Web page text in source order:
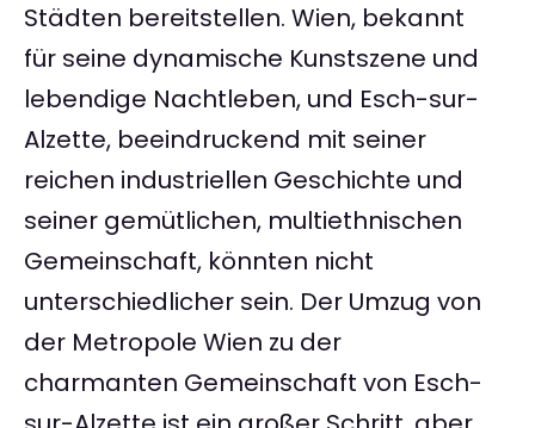
Städten bereitstellen. Wien, bekannt
für seine dynamische Kunstszene und
lebendige Nachtleben, und Esch-sur-
Alzette, beeindruckend mit seiner
reichen industriellen Geschichte und
seiner gemütlichen, multiethnischen
Gemeinschaft, könnten nicht
unterschiedlicher sein. Der Umzug von
der Metropole Wien zu der
charmanten Gemeinschaft von Esch-